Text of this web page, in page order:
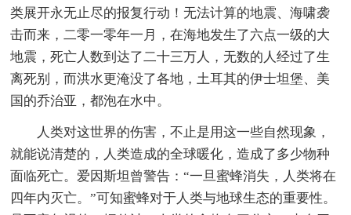
类展开永无止尽的报复行动！无法计算的地震、海啸袭
击而来，二零一零年一月，在海地发生了六点一级的大
地震，死亡人数到达了二十三万人，无数的人经过了生
离死别，而洪水更淹没了各地，土耳其的伊士坦堡、美
国的乔治亚，都泡在水中。
人类对这世界的伤害，不止是用这一些自然现象，
就能说清楚的，人类造成的全球暖化，造成了多少物种
面临死亡。爱因斯坦曾警告：“一旦蜜蜂消失，人类将在
四年内灭亡。”可知蜜蜂对于人类与地球生态的重要性。